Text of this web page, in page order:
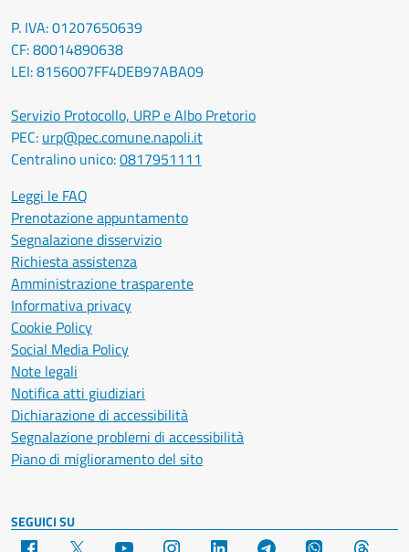
P. IVA: 01207650639
CF: 80014890638
LEI: 8156007FF4DEB97ABA09
Servizio Protocollo, URP e Albo Pretorio
PEC: urp@pec.comune.napoli.it
Centralino unico:0817951111
Leggi le FAQ
Prenotazione appuntamento
Segnalazione disservizio
Richiesta assistenza
Amministrazione trasparente
Informativa privacy
Cookie Policy
Social Media Policy
Note legali
Notifica atti giudiziari
Dichiarazione di accessibilità
Segnalazione problemi di accessibilità
Piano di miglioramento del sito
SEGUICI SU